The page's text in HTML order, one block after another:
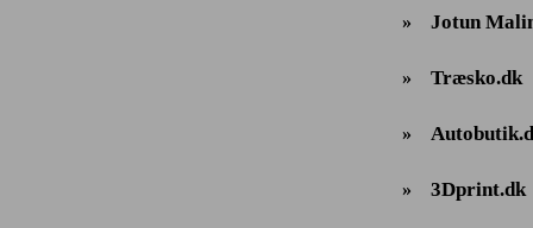
» Jotun
» Træsko.dk
»
» 3Dprint.dk